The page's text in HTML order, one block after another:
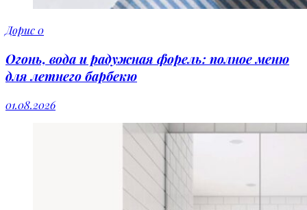
Дорис0
Огонь, вода и радужная форель: полное меню
для летнего барбекю
01.08.2026